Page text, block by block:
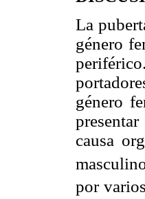
La
género
género
causa
por